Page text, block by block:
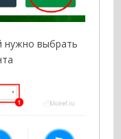
нужно выбрать